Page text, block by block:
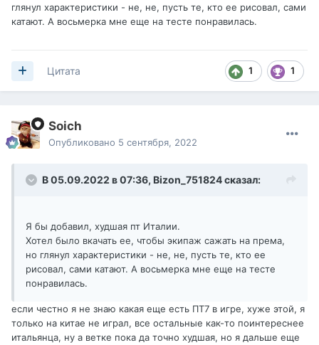
глянул характеристики - не, не, пусть те, кто ее рисовал, сами
катают. А восьмерка мне еще на тесте понравилась.
1 1
Цитата
Soich
Опубликовано 5 сентября, 2022
В 05.09.2022 в 07:36, Bizon_751824сказал:
Я бы добавил, худшая пт Италии.
Хотел было вкачать ее, чтобы экипаж сажать на према,
но глянул характеристики - не, не, пусть те, кто ее
рисовал, сами катают. А восьмерка мне еще на тесте
понравилась.
если честно я не знаю какая еще есть ПТ7 в игре, хуже этой, я
только на китае не играл, все остальные как-то поинтереснее
итальянца, ну а ветке пока да точно худшая, но я дальше еще